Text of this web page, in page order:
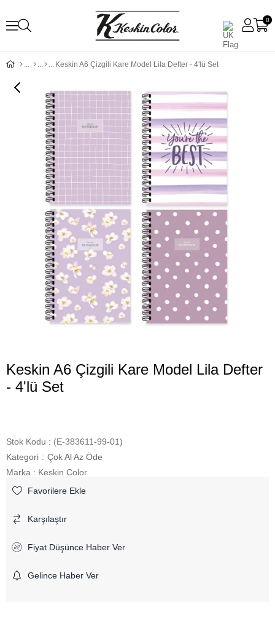
0
Keskin A6 Çizgili Kare Model Lila Defter - 4'lü Set
Keskin A6 Çizgili Kare Model Lila Defter
- 4'lü Set
Stok Kodu
(E-383611-99-01)
Kategori : Çok Al Az Öde
Marka : Keskin Color
Favorilere Ekle
Karşılaştır
Fiyat Düşünce Haber Ver
Gelince Haber Ver